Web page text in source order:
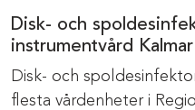
Disk- och
instrumentvård Kalmar
Disk- och
flesta vårdenheter i